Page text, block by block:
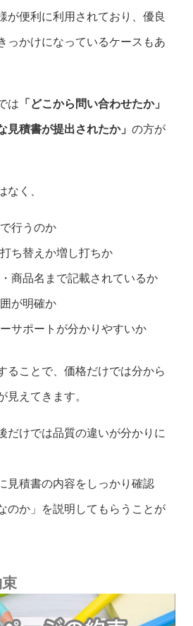
が便利に利用されており、優良
っかけになっているケースもあ
は 「どこから問い合わせたか」
見積書が提出されたか」 の方が
なく、
行うのか
ち替えか増し打ちか
商品名まで記載されているか
が明確か
サポートが分かりやすいか
ることで、価格だけでは分から
見えてきます。
だけでは品質の違いが分かりに
見積書の内容をしっかり確認
のか」を説明してもらうことが